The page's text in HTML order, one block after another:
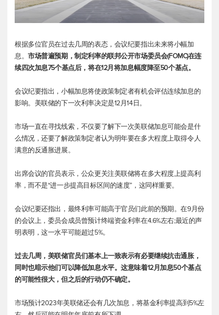
根据多位官员在过去几周的表态，会议纪要指出未来将小幅加
息。市场普遍预期，制定利率的联邦公开市场委员会(FOMC)在连
续四次加息75个基点后，将在12月将加息幅度降至50个基点。
会议纪要指出，小幅加息将使政策制定者有机会评估连续加息的
影响。美联储的下一次利率决定是12月14日。
市场一直在寻找线索，不仅要了解下一次美联储加息可能会是什
么情况，还要了解政策制定者认为明年要在多大程度上取得令人
满意的反通胀进展。
出席会议的官员表示，公众更关注美联储将在多大程度上提高利
率，而不是“进一步提高目标区间的速度”，这同样重要。
会议纪要还指出，最终利率可能高于官员们此前的预期。在9月份
的会议上，委员会成员曾预计终端资金利率在4.6%左右;最近的声
明表明，这一水平可能超过5%。
过去几周，美联储官员们基本上一致表示有必要继续抗击通胀，
同时也暗示他们可以降低加息水平。这意味着12月加息50个基点
的可能性很大，但之后的行动仍不确定。
市场预计2023年美联储还会有几次加息，将基金利率提高到5%左